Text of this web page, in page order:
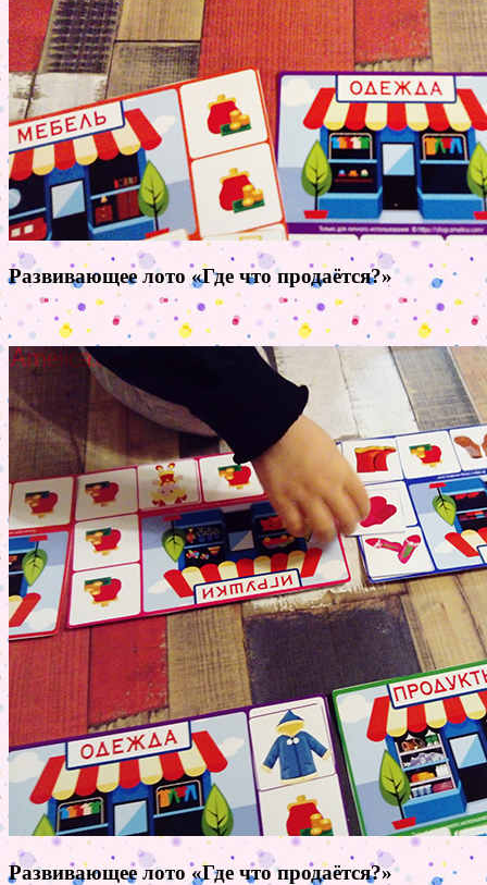
Развивающее лото «Где что продаётся?»
Развивающее лото «Где что продаётся?»